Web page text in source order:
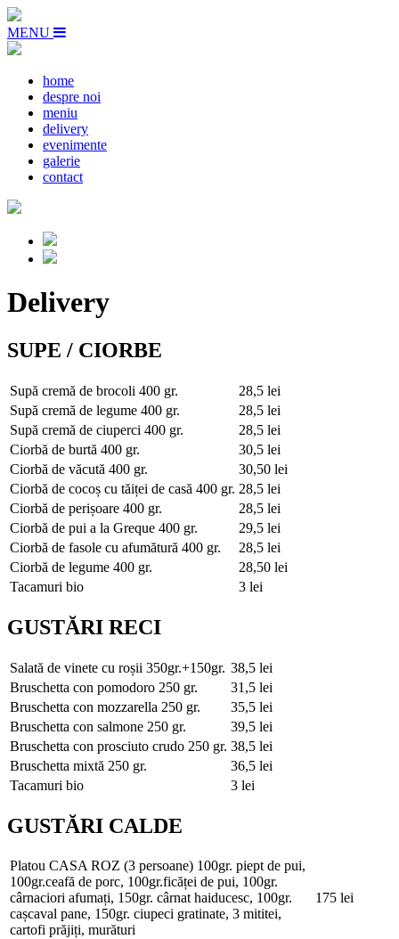
MENU
home
despre noi
meniu
delivery
evenimente
galerie
contact
Delivery
SUPE / CIORBE
Supă cremă de brocoli 400 gr.
28,5 lei
Supă cremă de legume 400 gr.
28,5 lei
Supă cremă de ciuperci 400 gr.
28,5 lei
Ciorbă de burtă 400 gr.
30,5 lei
Ciorbă de văcută 400 gr.
30,50 lei
Ciorbă de cocoș cu tăiței de casă 400 gr. 28,5 lei
Ciorbă de perișoare 400 gr.
28,5 lei
Ciorbă de pui a la Greque 400 gr.
29,5 lei
Ciorbă de fasole cu afumătură 400 gr.
28,5 lei
Ciorbă de legume 400 gr.
28,50 lei
Tacamuri bio
3 lei
GUSTĂRI RECI
Salată de vinete cu roșii 350gr.+150gr. 38,5 lei
Bruschetta con pomodoro 250 gr.
31,5 lei
Bruschetta con mozzarella 250 gr.
35,5 lei
Bruschetta con salmone 250 gr.
39,5 lei
Bruschetta con prosciuto crudo 250 gr. 38,5 lei
Bruschetta mixtă 250 gr.
36,5 lei
Tacamuri bio
3 lei
GUSTĂRI CALDE
Platou CASA ROZ (3 persoane) 100gr. piept de pui,
100gr.ceafă de porc, 100gr.ficăței de pui, 100gr.
cârnaciori afumați, 150gr. cârnat haiducesc, 100gr.
cașcaval pane, 150gr. ciupeci gratinate, 3 mititei,
cartofi prăjiți, murături
175 lei